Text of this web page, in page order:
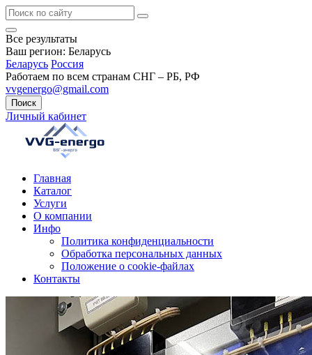
Все результаты
Ваш регион: Беларусь
Беларусь Россия
Работаем по всем странам СНГ – РБ, РФ
vvgenergo@gmail.com
Поиск
Личный кабинет
Главная
Каталог
Услуги
О компании
Инфо
Политика конфиденциальности
Обработка персональных данных
Положение о cookie-файлах
Контакты